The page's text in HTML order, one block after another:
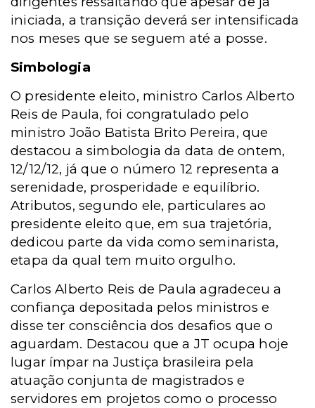
iniciada, a transição deverá ser intensificada
nos meses que se seguem até a posse.
Simbologia
O presidente eleito, ministro Carlos Alberto
Reis de Paula, foi congratulado pelo
ministro João Batista Brito Pereira, que
destacou a simbologia da data de ontem,
12/12/12, já que o número 12 representa a
serenidade, prosperidade e equilíbrio.
Atributos, segundo ele, particulares ao
presidente eleito que, em sua trajetória,
dedicou parte da vida como seminarista,
etapa da qual tem muito orgulho.
Carlos Alberto Reis de Paula agradeceu a
confiança depositada pelos ministros e
disse ter consciência dos desafios que o
aguardam. Destacou que a JT ocupa hoje
lugar ímpar na Justiça brasileira pela
atuação conjunta de magistrados e
servidores em projetos como o processo